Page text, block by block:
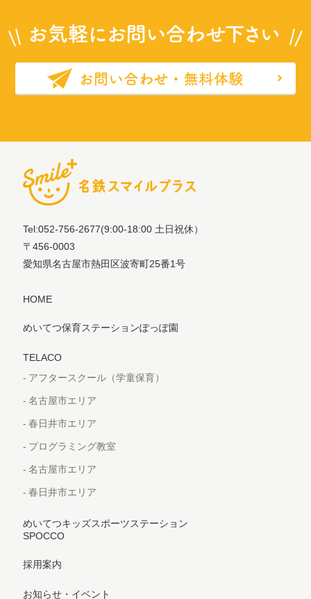
Tel:052-756-2677(9:00-18:00 土日祝休）
〒456-0003
愛知県名古屋市熱田区波寄町25番1号
HOME
めいてつ保育ステーションぽっぽ園
TELACO
アフタースクール（学童保育）
名古屋市エリア
春日井市エリア
プログラミング教室
名古屋市エリア
春日井市エリア
めいてつキッズスポーツステーション
SPOCCO
採用案内
お知らせ・イベント